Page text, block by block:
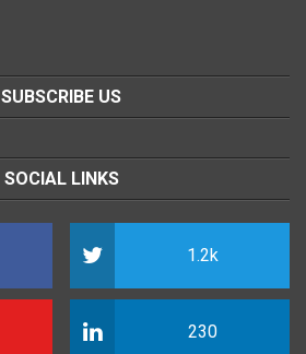
SUBSCRIBE US
SOCIAL LINKS
1.2k
230